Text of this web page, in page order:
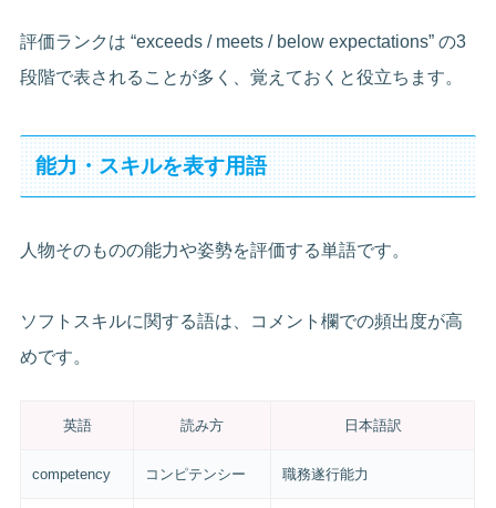
評価ランクは “exceeds / meets / below expectations” の3
段階で表されることが多く、覚えておくと役立ちます。
能力・スキルを表す用語
人物そのものの能力や姿勢を評価する単語です。
ソフトスキルに関する語は、コメント欄での頻出度が高
めです。
英語 読み方 日本語訳
competency コンピテンシー 職務遂行能力